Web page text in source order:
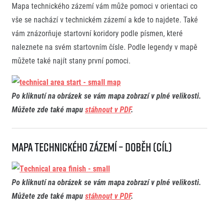
Mapa technického zázemí vám může pomoci v orientaci co
vše se nachází v technickém zázemí a kde to najdete. Také
vám znázorňuje startovní koridory podle písmen, které
naleznete na svém startovním čísle. Podle legendy v mapě
můžete také najít stany první pomoci.
Po kliknutí na obrázek se vám mapa zobrazí v plné velikosti.
Můžete zde také mapustáhnout v PDF.
Mapa technického zázemí – doběh (CÍL)
Po kliknutí na obrázek se vám mapa zobrazí v plné velikosti.
Můžete zde také mapustáhnout v PDF.